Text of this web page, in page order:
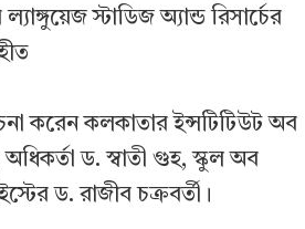
স্টাডিজ অ্যান্ড রিসার্চের
করেন কলকাতার ইন্সটিটিউট অব
ড. স্বাতী গুহ, স্কুল অব
ড. রাজীব চক্রবর্তী।